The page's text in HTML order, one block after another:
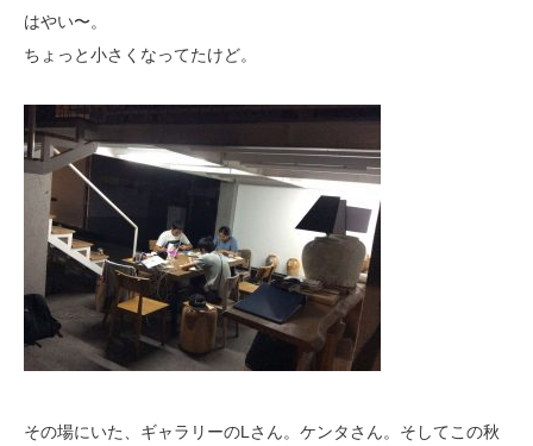
はやい〜。
ちょっと小さくなってたけど。
その場にいた、ギャラリーのLさん。ケンタさん。そしてこの秋